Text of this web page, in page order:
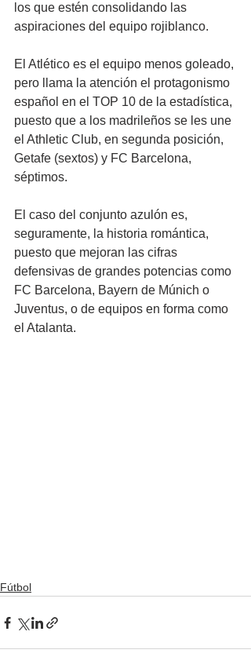
los que estén consolidando las
aspiraciones del equipo rojiblanco.
El Atlético es el equipo menos goleado,
pero llama la atención el protagonismo
español en el TOP 10 de la estadística,
puesto que a los madrileños se les une
el Athletic Club, en segunda posición,
Getafe (sextos) y FC Barcelona,
séptimos.
El caso del conjunto azulón es,
seguramente, la historia romántica,
puesto que mejoran las cifras
defensivas de grandes potencias como
FC Barcelona, Bayern de Múnich o
Juventus, o de equipos en forma como
el Atalanta.
Fútbol